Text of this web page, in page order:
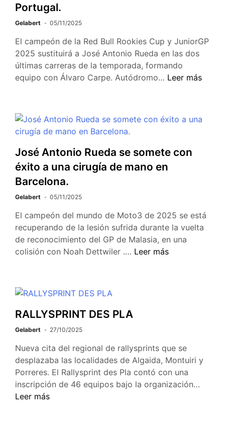
Portugal.
Gelabert 05/11/2025
El campeón de la Red Bull Rookies Cup y JuniorGP
2025 sustituirá a José Antonio Rueda en las dos
últimas carreras de la temporada, formando
equipo con Álvaro Carpe. Autódromo… Leer más
José Antonio Rueda se somete con
éxito a una cirugía de mano en
Barcelona.
Gelabert 05/11/2025
El campeón del mundo de Moto3 de 2025 se está
recuperando de la lesión sufrida durante la vuelta
de reconocimiento del GP de Malasia, en una
colisión con Noah Dettwiler .… Leer más
RALLYSPRINT DES PLA
Gelabert 27/10/2025
Nueva cita del regional de rallysprints que se
desplazaba las localidades de Algaida, Montuiri y
Porreres. El Rallysprint des Pla contó con una
inscripción de 46 equipos bajo la organización…
Leer más